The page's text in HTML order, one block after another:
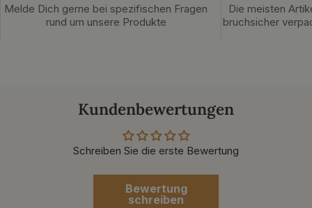
Melde Dich gerne bei spezifischen Fragen
rund um unsere Produkte
Die meisten
bruchsicher
Kundenbewertungen
Schreiben Sie die erste Bewertung
Bewertung
schreiben